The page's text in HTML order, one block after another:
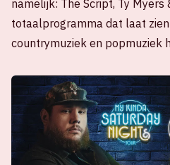
namelijk: The Script, Ty Myers
totaalprogramma dat laat
countrymuziek en popmuziek